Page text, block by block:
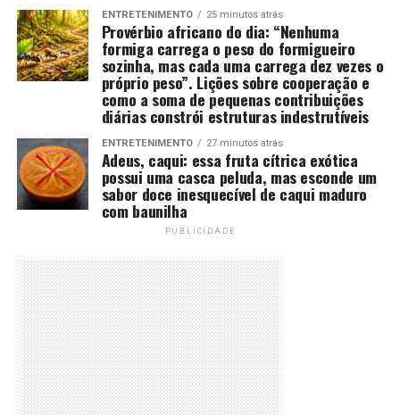
ENTRETENIMENTO 25 minutos atrás
Provérbio africano do dia: “Nenhuma
formiga carrega o peso do formigueiro
sozinha, mas cada uma carrega dez vezes o
próprio peso”. Lições sobre cooperação e
como a soma de pequenas contribuições
diárias constrói estruturas indestrutíveis
ENTRETENIMENTO 27 minutos atrás
Adeus, caqui: essa fruta cítrica exótica
possui uma casca peluda, mas esconde um
sabor doce inesquecível de caqui maduro
com baunilha
PUBLICIDADE